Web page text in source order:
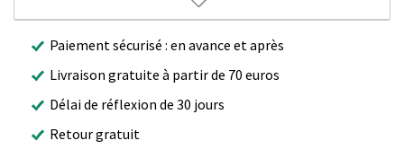
Paiement sécurisé : en avance et après
Livraison gratuite à partir de 70 euros
Délai de réflexion de 30 jours
Retour gratuit